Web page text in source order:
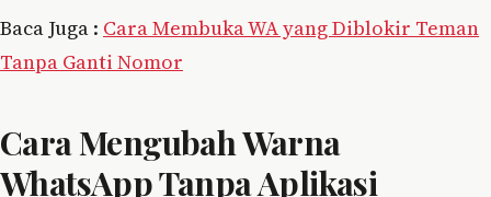
Baca Juga : Cara Membuka WA yang Diblokir Teman
Tanpa Ganti Nomor
Cara Mengubah Warna
WhatsApp Tanpa Aplikasi